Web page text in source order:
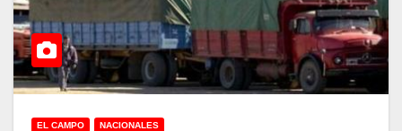
EL CAMPO NACIONALES